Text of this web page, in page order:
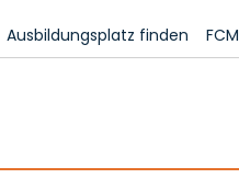
Ausbildungsplatz finden FCM